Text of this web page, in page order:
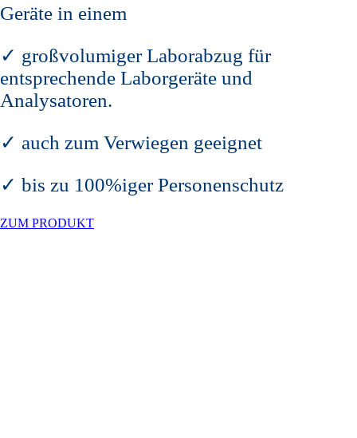
Geräte in einem
✓ großvolumiger Laborabzug für
entsprechende Laborgeräte und
Analysatoren.
✓ auch zum Verwiegen geeignet
✓ bis zu 100%iger Personenschutz
ZUM PRODUKT